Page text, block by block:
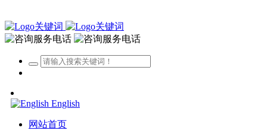
English
网站首页